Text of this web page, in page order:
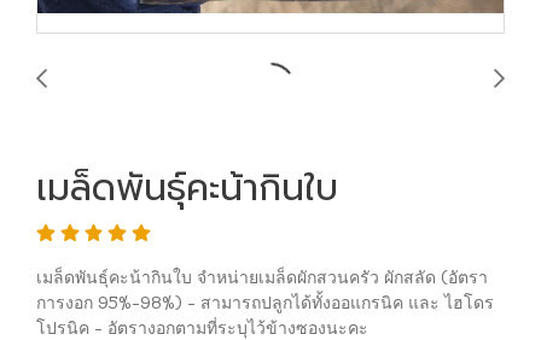
เมล็ดพันธ์ุคะน้ากินใบ
เมล็ดพันธ์ุคะน้ากินใบ จำหน่ายเมล็ดผักสวนครัว ผักสลัด (อัตรา
การงอก 95%-98%) - สามารถปลูกได้ทั้งออแกรนิค และ ไฮโดร
โปรนิค - อัตรางอกตามที่ระบุไว้ข้างซองนะคะ